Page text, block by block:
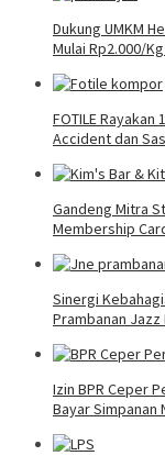
Dukung UMKM
Mulai Rp2.000/
FOTILE
Accident dan
Gandeng Mitra
Membership
Sinergi
Prambanan
Izin BPR Ceper
Bayar Simpanan